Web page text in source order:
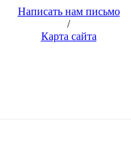
Написать нам письмо
/
Карта сайта